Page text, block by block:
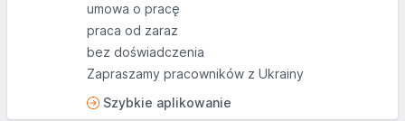
umowa o pracę
praca od zaraz
bez doświadczenia
Zapraszamy pracowników z Ukrainy
Szybkie aplikowanie